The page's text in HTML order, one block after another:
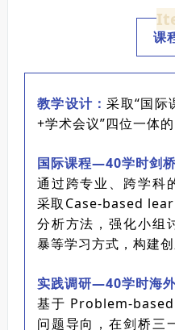
课
教学设计：采取“国际
+学术会议”四位一体
国际课程—40学时剑
通过跨专业、跨学科
采取Case-based
分析方法，强化小组
暴等学习方式，构建创
实践调研—40学时海
基于 Problem-
问题导向，在剑桥三